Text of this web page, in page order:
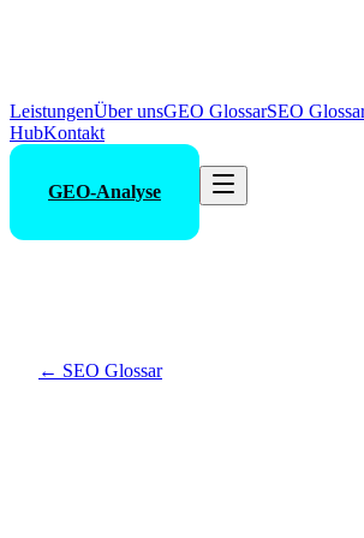
LeistungenÜber unsGEO GlossarSEO
HubKontakt
GEO-Analyse
← SEO Glossar